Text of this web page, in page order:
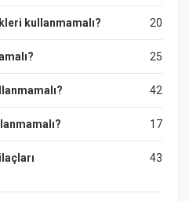
20
kullanmamalı?
25
42
17
43